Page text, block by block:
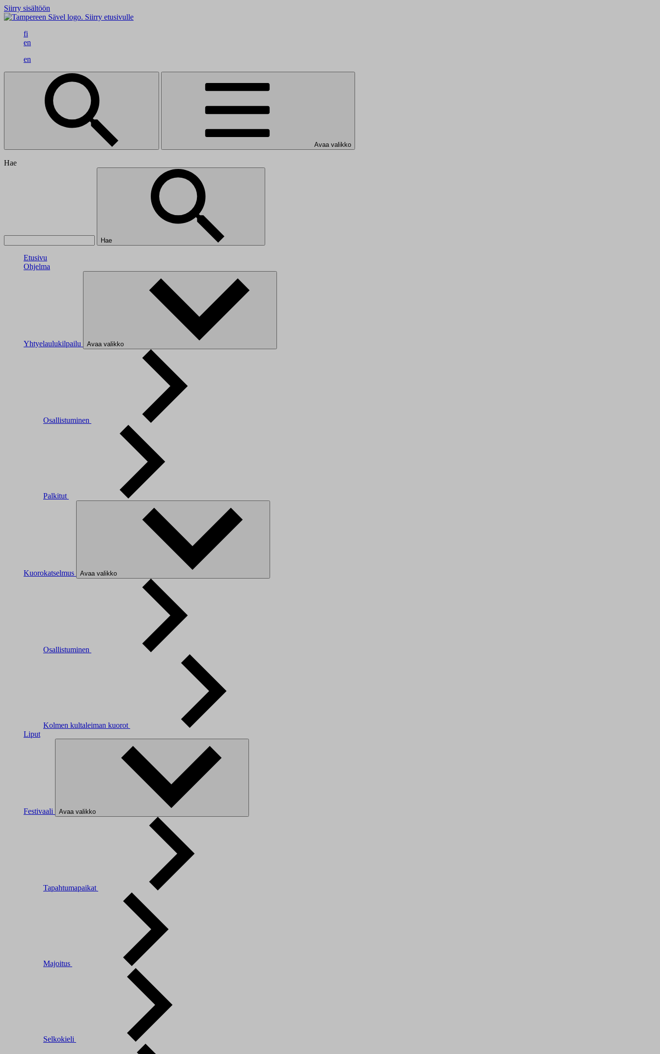
Siirry sisältöön
Siirry etusivulle
fi
en
en
Avaa valikko
Hae
Hae
Etusivu
Ohjelma
Yhtyelaulukilpailu Avaa valikko
Osallistuminen
Palkitut
Kuorokatselmus Avaa valikko
Osallistuminen
Kolmen kultaleiman kuorot
Liput
Festivaali Avaa valikko
Tapahtumapaikat
Majoitus
Selkokieli